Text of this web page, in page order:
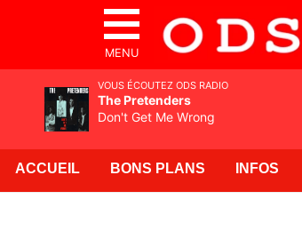
MENU
ACCUEIL BONS PLANS INFOS
VOUS ÉCOUTEZ ODS RADIO
The Pretenders
Don't Get Me Wrong